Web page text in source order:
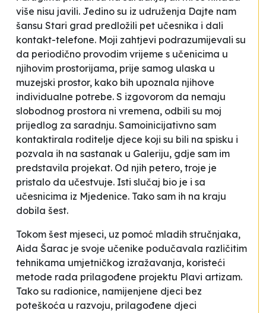
više nisu javili. Jedino su iz udruženja Dajte nam
šansu Stari grad predložili pet učesnika i dali
kontakt-telefone. Moji zahtjevi podrazumijevali su
da periodično provodim vrijeme s učenicima u
njihovim prostorijama, prije samog ulaska u
muzejski prostor, kako bih upoznala njihove
individualne potrebe. S izgovorom da nemaju
slobodnog prostora ni vremena, odbili su moj
prijedlog za saradnju. Samoinicijativno sam
kontaktirala roditelje djece koji su bili na spisku i
pozvala ih na sastanak u Galeriju, gdje sam im
predstavila projekat. Od njih petero, troje je
pristalo da učestvuje. Isti slučaj bio je i sa
učesnicima iz Mjedenice. Tako sam ih na kraju
dobila šest.
Tokom šest mjeseci, uz pomoć mladih stručnjaka,
Aida Šarac je svoje učenike podučavala različitim
tehnikama umjetničkog izražavanja, koristeći
metode rada prilagođene projektu Plavi artizam.
Tako su radionice, namijenjene djeci bez
poteškoća u razvoju, prilagođene djeci